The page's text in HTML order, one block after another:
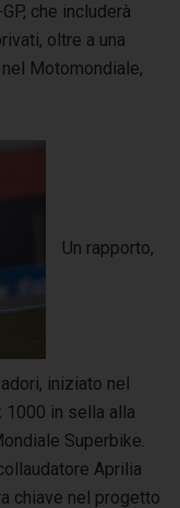
che includerà
oltre a una
Motomondiale,
Un rapporto,
iniziato nel
in sella alla
Superbike.
Aprilia
chiave nel progetto